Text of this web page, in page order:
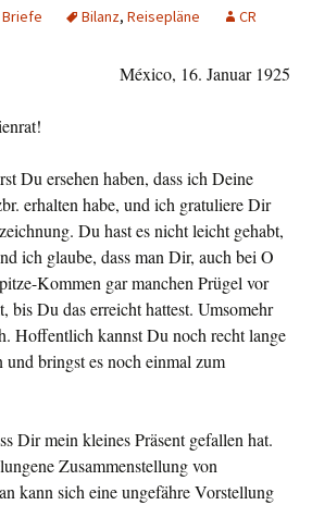
Briefe Bilanz, Reisepläne CR
México, 16. Januar 1925
Du ersehen haben, dass ich Deine
erhalten habe, und ich gratuliere Dir
Du hast es nicht leicht ge­habt,
ich glaube, dass man Dir, auch bei O
Kommen gar manchen Prü­gel vor
bis Du das erreicht hattest. Umsomehr
Hoffentlich kannst Du noch recht lange
und bringst es noch einmal zum
Dir mein kleines Präsent gefallen hat.
Zusammenstellung von
kann sich eine ungefähre Vorstellung